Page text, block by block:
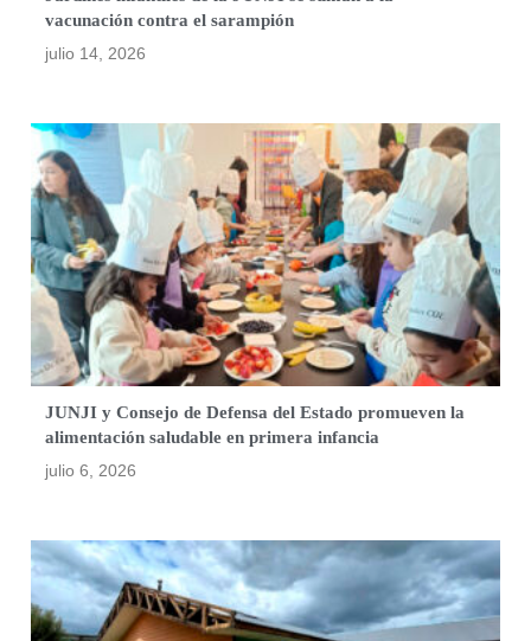
vacunación contra el sarampión
julio 14, 2026
JUNJI y Consejo de Defensa del Estado promueven la
alimentación saludable en primera infancia
julio 6, 2026